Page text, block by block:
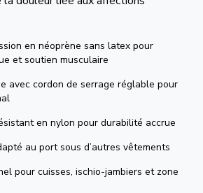
en néoprène sans latex pour
et soutien musculaire
avec cordon de serrage réglable pour
en nylon pour durabilité accrue
au port sous d’autres vêtements
pour cuisses, ischio-jambiers et zone